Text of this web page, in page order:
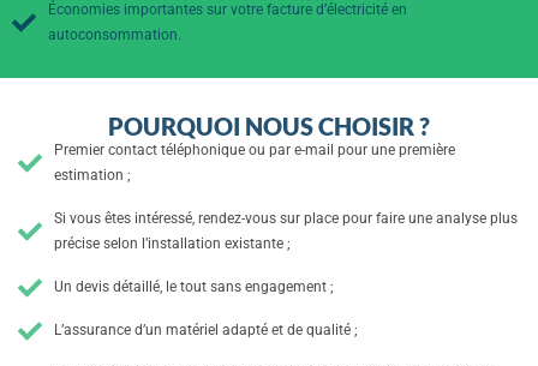
Économies importantes sur votre facture d’électricité en
autoconsommation.
POURQUOI NOUS CHOISIR ?
Premier contact téléphonique ou par e-mail pour une première
estimation ;
Si vous êtes intéressé, rendez-vous sur place pour faire une analyse plus
précise selon l’installation existante ;
Un devis détaillé, le tout sans engagement ;
L’assurance d’un matériel adapté et de qualité ;